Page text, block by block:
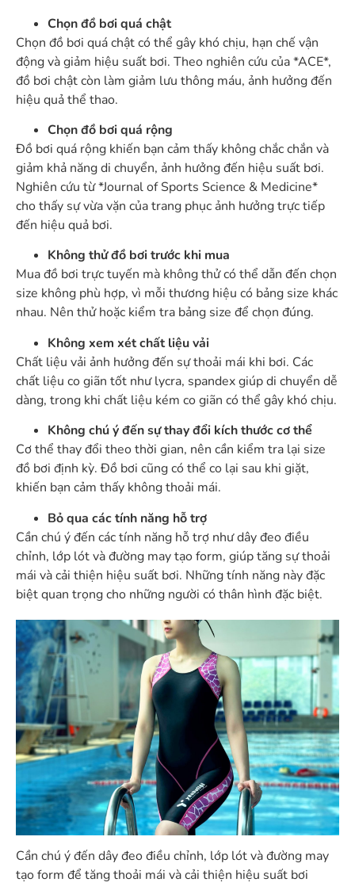
Chọn đồ bơi quá chật
Chọn đồ bơi quá chật có thể gây khó chịu, hạn chế vận
động và giảm hiệu suất bơi. Theo nghiên cứu của *ACE*,
đồ bơi chật còn làm giảm lưu thông máu, ảnh hưởng đến
hiệu quả thể thao.
Chọn đồ bơi quá rộng
Đồ bơi quá rộng khiến bạn cảm thấy không chắc chắn và
giảm khả năng di chuyển, ảnh hưởng đến hiệu suất bơi.
Nghiên cứu từ *Journal of Sports Science & Medicine*
cho thấy sự vừa vặn của trang phục ảnh hưởng trực tiếp
đến hiệu quả bơi.
Không thử đồ bơi trước khi mua
Mua đồ bơi trực tuyến mà không thử có thể dẫn đến chọn
size không phù hợp, vì mỗi thương hiệu có bảng size khác
nhau. Nên thử hoặc kiểm tra bảng size để chọn đúng.
Không xem xét chất liệu vải
Chất liệu vải ảnh hưởng đến sự thoải mái khi bơi. Các
chất liệu co giãn tốt như lycra, spandex giúp di chuyển dễ
dàng, trong khi chất liệu kém co giãn có thể gây khó chịu.
Không chú ý đến sự thay đổi kích thước cơ thể
Cơ thể thay đổi theo thời gian, nên cần kiểm tra lại size
đồ bơi định kỳ. Đồ bơi cũng có thể co lại sau khi giặt,
khiến bạn cảm thấy không thoải mái.
Bỏ qua các tính năng hỗ trợ
Cần chú ý đến các tính năng hỗ trợ như dây đeo điều
chỉnh, lớp lót và đường may tạo form, giúp tăng sự thoải
mái và cải thiện hiệu suất bơi. Những tính năng này đặc
biệt quan trọng cho những người có thân hình đặc biệt.
Cần chú ý đến dây đeo điều chỉnh, lớp lót và đường may
tạo form để tăng thoải mái và cải thiện hiệu suất bơi